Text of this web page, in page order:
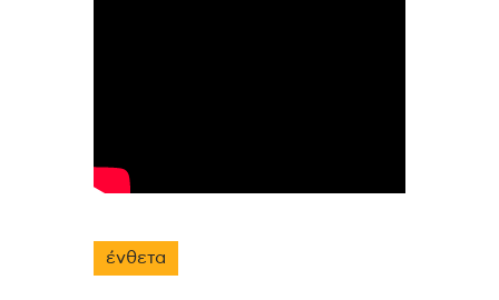
ένθετα